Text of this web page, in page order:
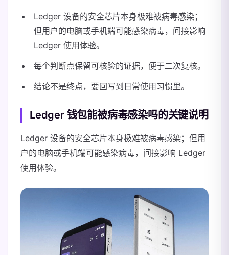
Ledger 设备的安全芯片本身极难被病毒感染；
但用户的电脑或手机端可能感染病毒，间接影响
Ledger 使用体验。
每个判断点保留可核验的证据，便于二次复核。
结论不是终点，要回写到日常使用习惯里。
Ledger 钱包能被病毒感染吗的关键说明
Ledger 设备的安全芯片本身极难被病毒感染；但用
户的电脑或手机端可能感染病毒，间接影响 Ledger
使用体验。